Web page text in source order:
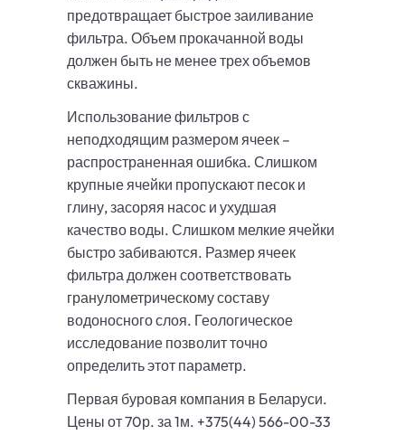
предотвращает быстрое заиливание
фильтра. Объем прокачанной воды
должен быть не менее трех объемов
скважины.
Использование фильтров с
неподходящим размером ячеек –
распространенная ошибка. Слишком
крупные ячейки пропускают песок и
глину, засоряя насос и ухудшая
качество воды. Слишком мелкие ячейки
быстро забиваются. Размер ячеек
фильтра должен соответствовать
гранулометрическому составу
водоносного слоя. Геологическое
исследование позволит точно
определить этот параметр.
Первая буровая компания в Беларуси.
Цены от 70р. за 1м. +375(44) 566-00-33